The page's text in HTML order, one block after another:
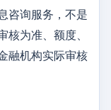
咨询服务，不是
核为准、额度、
融机构实际审核